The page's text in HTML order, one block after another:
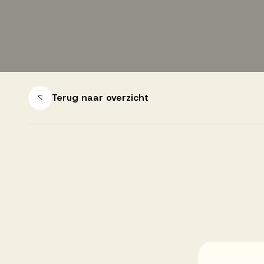
Succesverhalen
Terug naar overzicht